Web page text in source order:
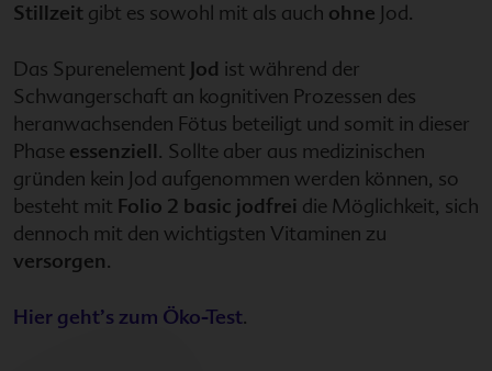
Stillzeit gibt es sowohl mit als auch ohne Jod.
Das Spurenelement Jod ist während der
Schwangerschaft an kognitiven Prozessen des
heranwachsenden Fötus beteiligt und somit in dieser
Phase essenziell. Sollte aber aus medizinischen
gründen kein Jod aufgenommen werden können, so
besteht mit Folio 2 basic jodfrei die Möglichkeit, sich
dennoch mit den wichtigsten Vitaminen zu
versorgen.
Hier geht’s zum Öko-Test.